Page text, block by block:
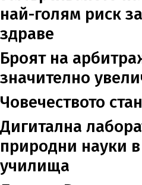
най-голям риск
здраве
Броят на
значително
Човечеството
Дигитална
природни науки
училища